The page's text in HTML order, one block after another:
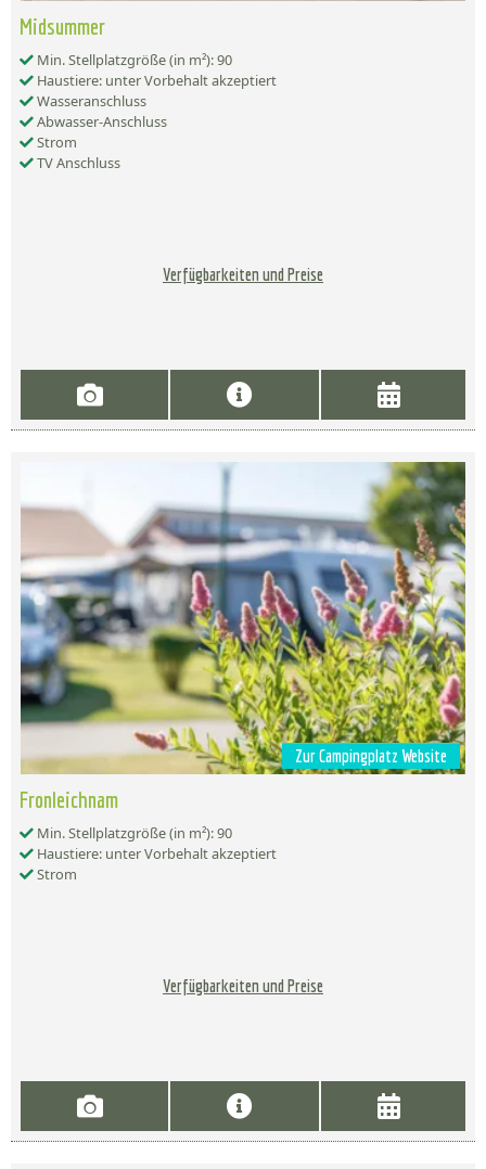
Midsummer
Min. Stellplatzgröße (in m²): 90
Haustiere: unter Vorbehalt akzeptiert
Wasseranschluss
Abwasser-Anschluss
Strom
TV Anschluss
Verfügbarkeiten und Preise
Zur Campingplatz Website
Fronleichnam
Min. Stellplatzgröße (in m²): 90
Haustiere: unter Vorbehalt akzeptiert
Strom
Verfügbarkeiten und Preise